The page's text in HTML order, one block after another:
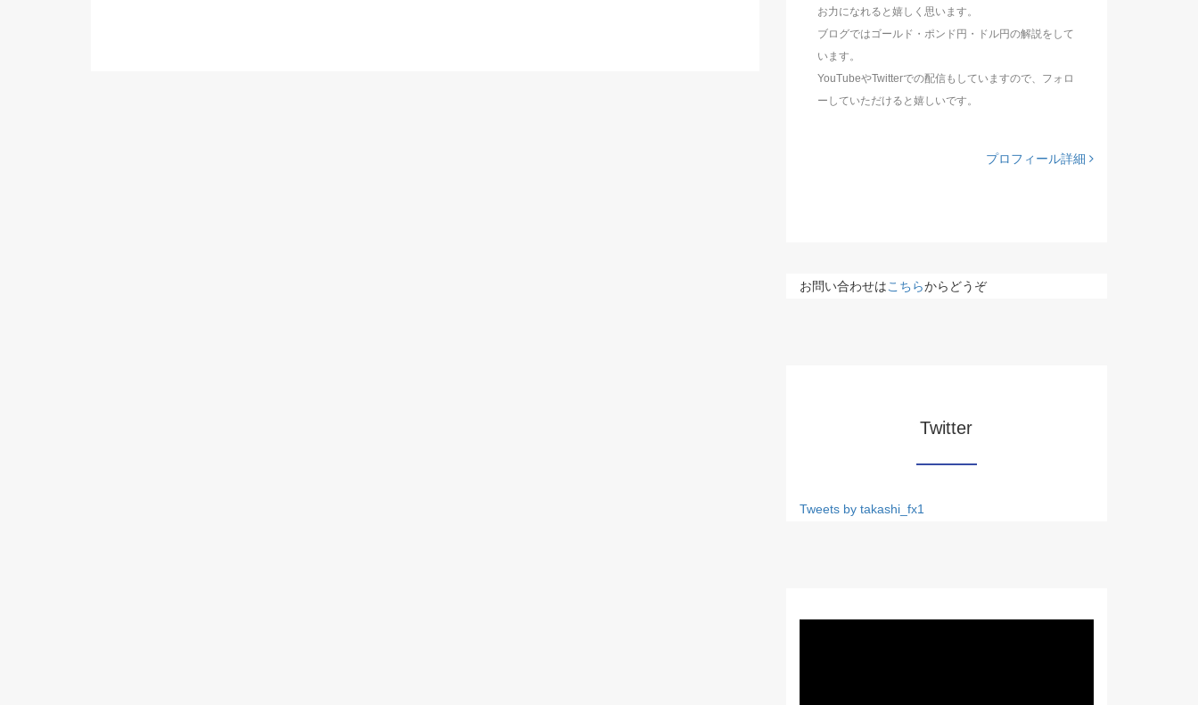
お力になれると嬉しく思います。
ブログではゴールド・ポンド円・ドル円の解説をして
います。
YouTubeやTwitterでの配信もしていますので、フォロ
ーしていただけると嬉しいです。
プロフィール詳細
お問い合わせはこちらからどうぞ
Twitter
Tweets by takashi_fx1